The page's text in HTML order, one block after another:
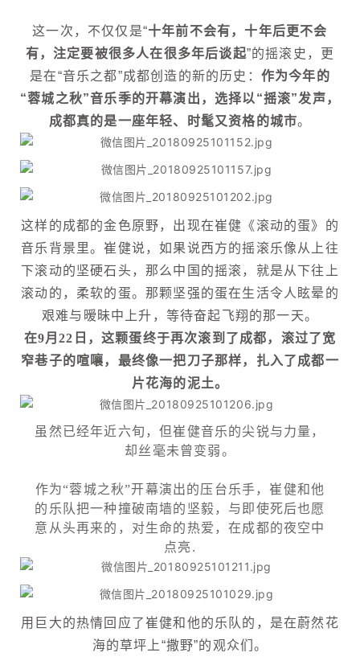
这一次，不仅仅是“十年前不会有，十年后更不会
有，注定要被很多人在很多年后谈起”的摇滚史，更
是在“音乐之都”成都创造的新的历史： 作为今年的
“蓉城之秋”音乐季的开幕演出，选择以“摇滚”发声，
成都真的是一座年轻、时髦又资格的城市。
这样的成都的金色原野，出现在崔健《滚动的蛋》的
音乐背景里。崔健说，如果说西方的摇滚乐像从上往
下滚动的坚硬石头，那么中国的摇滚，就是从下往上
滚动的，柔软的蛋。那颗坚强的蛋在生活令人眩晕的
艰难与暧昧中上升，等待奋起飞翔的那一天。
在9月22日，这颗蛋终于再次滚到了成都，滚过了宽
窄巷子的喧嚷，最终像一把刀子那样，扎入了成都一
片花海的泥土。
虽然已经年近六旬，但崔健音乐的尖锐与力量，
却丝毫未曾变弱。
作为“蓉城之秋”开幕演出的压台乐手，崔健和他
的乐队把一种撞破南墙的坚毅，与即使死后也愿
意从头再来的，对生命的热爱，在成都的夜空中
点亮 .
用巨大的热情回应了崔健和他的乐队的，是在蔚然花
海的草坪上“撒野”的观众们。